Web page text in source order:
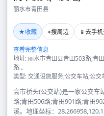
丽水市青田县
★收藏 ⌖搜周边 📱 去手
查看完整信息
地址: 丽水市青田县青田503路;青
路...
类型: 交通设施服务;公交车站;公交
高市桥头(公交站)是一家公交车
路;青田506路;青田901路;青田
溪。地理坐标：